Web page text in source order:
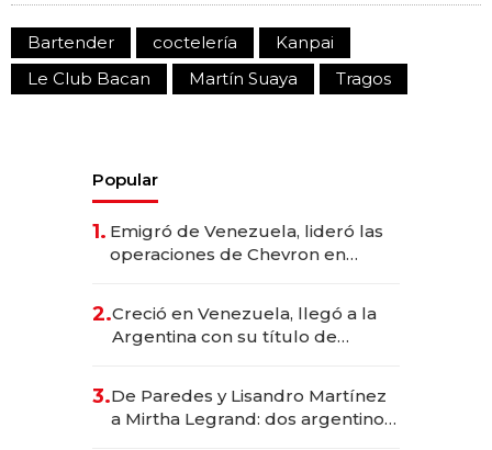
Bartender coctelería
Kanpai
Le Club Bacan
Martín Suaya Tragos
Popular
1. Emigró de Venezuela, lideró las
operaciones de Chevron en
2.Creció en Venezuela, llegó a la
Argentina con su título de
las marcas "fast premium"
3.De Paredes y Lisandro Martínez
a Mirtha Legrand: dos argentinos